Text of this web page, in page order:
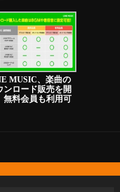
MUSIC、楽曲の
ンロード販売を開
料会員も利用可